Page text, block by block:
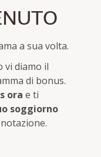
a sua volta.
vi diamo il
di bonus.
ora e ti
soggiorno